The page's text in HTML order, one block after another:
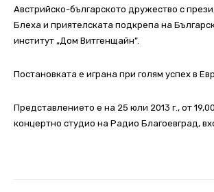
Австрийско-българското дружество с
Блеха и приятелската подкрепа на
институт „Дом Витгенщайн”.
Постановката е играна при голям успех в
Представлението е на 25 юли 2013 г., от
концертно студио на Радио Благоевград,